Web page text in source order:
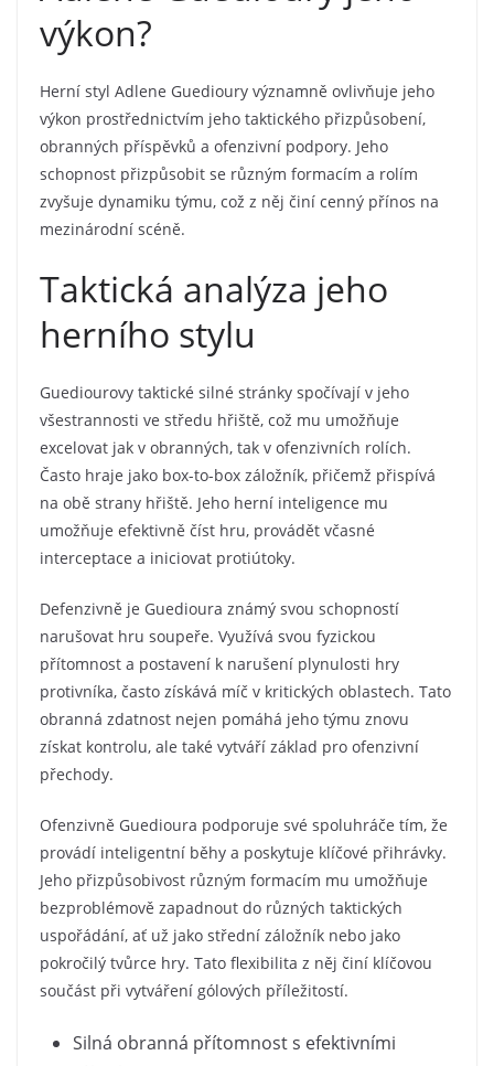
výkon?
Herní styl Adlene Guedioury významně ovlivňuje jeho
výkon prostřednictvím jeho taktického přizpůsobení,
obranných příspěvků a ofenzivní podpory. Jeho
schopnost přizpůsobit se různým formacím a rolím
zvyšuje dynamiku týmu, což z něj činí cenný přínos na
mezinárodní scéně.
Taktická analýza jeho
herního stylu
Guediourovy taktické silné stránky spočívají v jeho
všestrannosti ve středu hřiště, což mu umožňuje
excelovat jak v obranných, tak v ofenzivních rolích.
Často hraje jako box-to-box záložník, přičemž přispívá
na obě strany hřiště. Jeho herní inteligence mu
umožňuje efektivně číst hru, provádět včasné
interceptace a iniciovat protiútoky.
Defenzivně je Guedioura známý svou schopností
narušovat hru soupeře. Využívá svou fyzickou
přítomnost a postavení k narušení plynulosti hry
protivníka, často získává míč v kritických oblastech. Tato
obranná zdatnost nejen pomáhá jeho týmu znovu
získat kontrolu, ale také vytváří základ pro ofenzivní
přechody.
Ofenzivně Guedioura podporuje své spoluhráče tím, že
provádí inteligentní běhy a poskytuje klíčové přihrávky.
Jeho přizpůsobivost různým formacím mu umožňuje
bezproblémově zapadnout do různých taktických
uspořádání, ať už jako střední záložník nebo jako
pokročilý tvůrce hry. Tato flexibilita z něj činí klíčovou
součást při vytváření gólových příležitostí.
Silná obranná přítomnost s efektivními